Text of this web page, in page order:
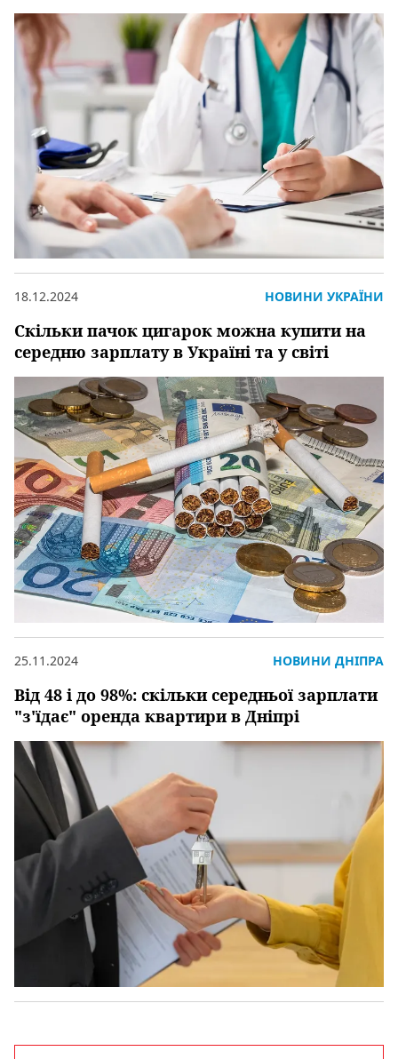
Скільки пачок цигарок можна купити на
середню зарплату в Україні та у світі
18.12.2024 НОВИНИ УКРАЇНИ
Від 48 і до 98%: скільки середньої зарплати
"з'їдає" оренда квартири в Дніпрі
25.11.2024 НОВИНИ ДНІПРА